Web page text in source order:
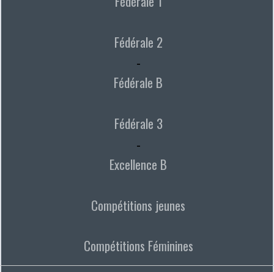
Fédérale 2
-
Fédérale B
Fédérale 3
-
Excellence B
Compétitions jeunes
Compétitions Féminines